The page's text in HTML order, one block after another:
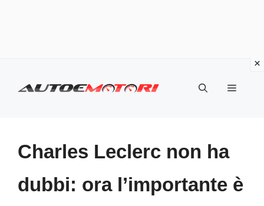
Menu
Charles Leclerc non ha
dubbi: ora l’importante è